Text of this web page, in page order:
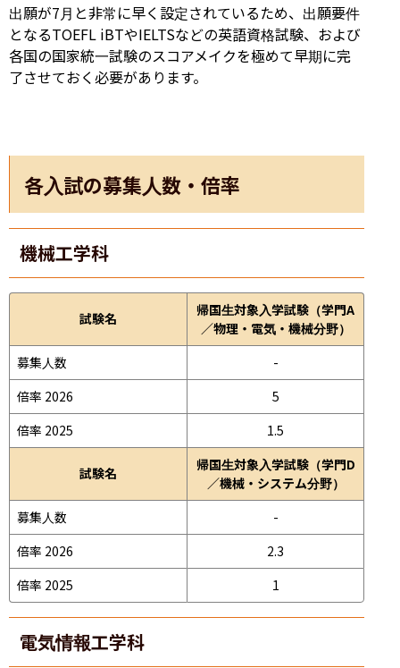
出願が7月と非常に早く設定されているため、出願要件
となるTOEFL iBTやIELTSなどの英語資格試験、および
各国の国家統一試験のスコアメイクを極めて早期に完
了させておく必要があります。
各入試の募集人数・倍率
機械工学科
試験名
帰国生対象入学試験（学門A
／物理・電気・機械分野）
募集人数
-
倍率 2026
5
倍率 2025
1.5
試験名
帰国生対象入学試験（学門D
／機械・システム分野）
募集人数
-
倍率 2026
2.3
倍率 2025
1
電気情報工学科